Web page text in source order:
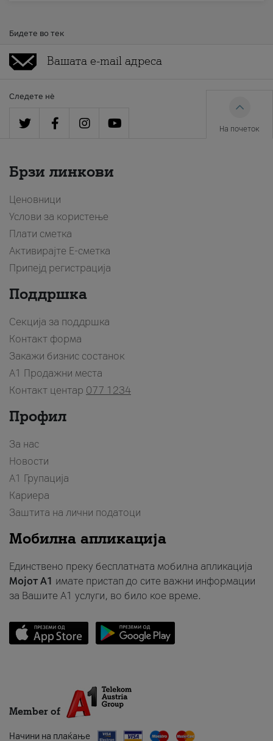
Бидете во тек
Следете нè
На почеток
Брзи линкови
Ценовници
Услови за користење
Плати сметка
Активирајте Е-сметка
Припејд регистрација
Поддршка
Секција за поддршка
Контакт форма
Закажи бизнис состанок
A1 Продажни места
Контакт центар 077 1234
Профил
За нас
Новости
А1 Групација
Кариера
Заштита на лични податоци
Мобилна апликација
Единствено преку бесплатната мобилна апликација
Мојот A1 имате пристап до сите важни информации
за Вашите A1 услуги, во било кое време.
Member of
Начини на плаќање